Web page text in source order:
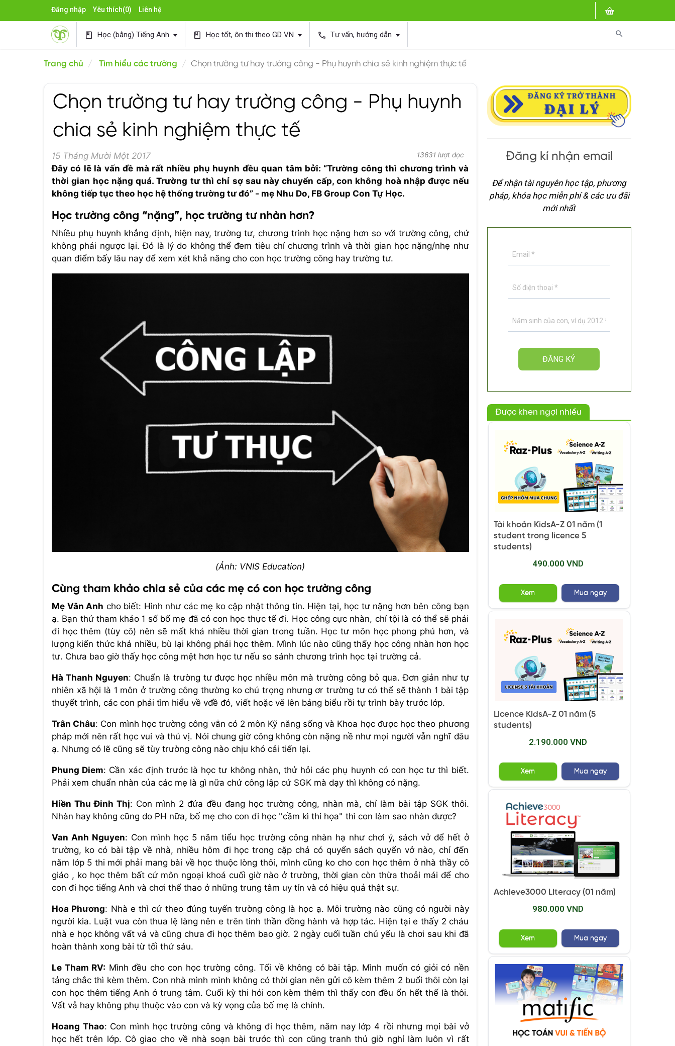
Đăng nhập Yêu thích(0) Liên hệ
search
book Học (bằng) Tiếng Anh book Học tốt, ôn thi theo GD VN phone Tư vấn, hướng dẫn
Trang chủ Tìm hiểu các trường Chọn trường tư hay trường công - Phụ huynh chia sẻ kinh nghiệm thực tế
Chọn trường tư hay trường công - Phụ huynh
chia sẻ kinh nghiệm thực tế
15 Tháng Mười Một 2017 13631 lượt đọc
Đây có lẽ là vấn đề mà rất nhiều phụ huynh đều quan tâm bởi: “Trường công thì chương trình và
thời gian học nặng quá. Trường tư thì chỉ sợ sau này chuyển cấp, con không hoà nhập được nếu
không tiếp tục theo học hệ thống trường tư đó” - mẹ Nhu Do, FB Group Con Tự Học.
Học trường công “nặng”, học trường tư nhàn hơn?
Nhiều phụ huynh khẳng định, hiện nay, trường tư, chương trình học nặng hơn so với trường công, chứ
không phải ngược lại. Đó là lý do không thể đem tiêu chí chương trình và thời gian học nặng/nhẹ như
quan điểm bấy lâu nay để xem xét khả năng cho con học trường công hay trường tư.
(Ảnh: VNIS Education)
Cùng tham khảo chia sẻ của các mẹ có con học trường công
Mẹ Vân Anh cho biết: Hình như các mẹ ko cập nhật thông tin. Hiện tại, học tư nặng hơn bên công bạn
ạ. Bạn thử tham khảo 1 số bố mẹ đã có con học thực tế đi. Học công cực nhàn, chỉ tội là có thể sẽ phải
đi học thêm (tùy cô) nên sẽ mất khá nhiều thời gian trong tuần. Học tư môn học phong phú hơn, và
lượng kiến thức khá nhiều, bù lại không phải học thêm. Mình lúc nào cũng thấy học công nhàn hơn học
tư. Chưa bao giờ thấy học công mệt hơn học tư nếu so sánh chương trình học tại trường cả.
Hà Thanh Nguyen: Chuẩn là trường tư được học nhiều môn mà trường công bỏ qua. Đơn giản như tự
nhiên xã hội là 1 môn ở trường công thường ko chú trọng nhưng ơr trường tư có thể sẽ thành 1 bài tập
thuyết trình, các con phải tìm hiểu về vđề đó, viết hoặc vẽ lên bảng biểu rồi tự trình bày trước lớp.
Trân Châu: Con mình học trường công vẫn có 2 môn Kỹ năng sống và Khoa học được học theo phương
pháp mới nên rất học vui và thú vị. Nói chung giờ công không còn nặng nề như mọi người vẫn nghĩ đâu
ạ. Nhưng có lẽ cũng sẽ tùy trường công nào chịu khó cải tiến lại.
Phung Diem: Cần xác định trước là học tư không nhàn, thử hỏi các phụ huynh có con học tư thì biết.
Phải xem chuẩn nhàn của các mẹ là gì nữa chứ công lập cứ SGK mà dạy thì không có nặng.
Hiền Thu Đinh Thị: Con mình 2 đứa đều đang học trường công, nhàn mà, chỉ làm bài tập SGK thôi.
Nhàn hay không cũng do PH nữa, bố mẹ cho con đi học "cầm kì thi họa" thì con làm sao nhàn được?
Van Anh Nguyen: Con mình học 5 năm tiểu học trường công nhàn hạ như chơi ý, sách vở để hết ở
trường, ko có bài tập về nhà, nhiều hôm đi học trong cặp chả có quyển sách quyển vở nào, chỉ đến
năm lớp 5 thi mới phải mang bài về học thuộc lòng thôi, mình cũng ko cho con học thêm ở nhà thầy cô
giáo , ko học thêm bất cứ môn ngoại khoá cuối giờ nào ở trường, thời gian còn thừa thoải mái để cho
con đi học tiếng Anh và chơi thể thao ở những trung tâm uy tín và có hiệu quả thật sự.
Hoa Phương: Nhà e thì cứ theo đúng tuyến trường công là học ạ. Môi trường nào cũng có người này
người kia. Luật vua còn thua lệ làng nên e trên tinh thần đồng hành và hợp tác. Hiện tại e thấy 2 cháu
nhà e học không vất vả và cũng chưa đi học thêm bao giờ. 2 ngày cuối tuần chủ yếu là chơi sau khi đã
hoàn thành xong bài từ tối thứ sáu.
Le Tham RV: Mình đều cho con học trường công. Tối về không có bài tập. Mình muốn có giỏi có nền
tảng chắc thì kèm thêm. Con nhà mình mình không có thời gian nên gửi cô kèm thêm 2 buổi thôi còn lại
con học thêm tiếng Anh ở trung tâm. Cuối kỳ thi hỏi con kèm thêm thì thấy con đều ổn hết thế là thôi.
Vất vả hay không phụ thuộc vào con và kỳ vọng của bố mẹ là chính.
Hoang Thao: Con mình học trường công và không đi học thêm, năm nay lớp 4 rồi nhưng mọi bài vở
học hết trên lớp. Cô giao cho về nhà soạn bài trước thì con cũng tranh thủ giờ nghỉ làm luôn vì rất
Đăng kí nhận email
Để nhận tài nguyên học tập, phương
pháp, khóa học miễn phí & các ưu đãi
mới nhất
Được khen ngợi nhiều
Tài khoản KidsA-Z 01 năm (1
student trong licence 5
students)
490.000 VND
Xem Mua ngay
Licence KidsA-Z 01 năm (5
students)
2.190.000 VND
Xem Mua ngay
Achieve3000 Literacy (01 năm)
980.000 VND
Xem Mua ngay